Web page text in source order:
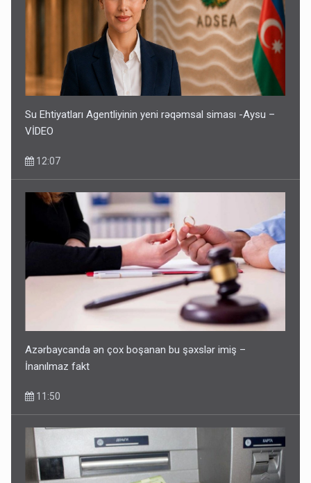
Su Ehtiyatları Agentliyinin yeni rəqəmsal siması -Aysu –
VİDEO
12:07
Azərbaycanda ən çox boşanan bu şəxslər imiş –
İnanılmaz fakt
11:50